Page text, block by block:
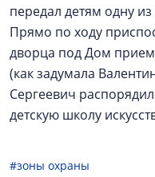
передал детям одну
Прямо по ходу
дворца под Дом
(как задумала
Сергеевич
детскую школу
#зоны охраны